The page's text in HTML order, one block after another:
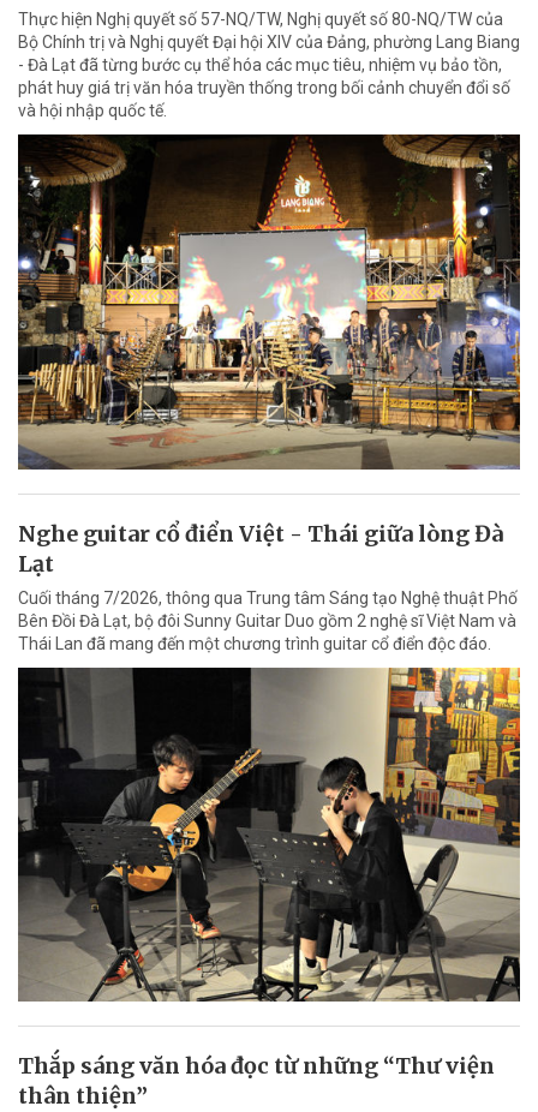
Thực hiện Nghị quyết số 57-NQ/TW, Nghị quyết số 80-NQ/TW của
Bộ Chính trị và Nghị quyết Đại hội XIV của Đảng, phường Lang Biang
- Đà Lạt đã từng bước cụ thể hóa các mục tiêu, nhiệm vụ bảo tồn,
phát huy giá trị văn hóa truyền thống trong bối cảnh chuyển đổi số
và hội nhập quốc tế.
Nghe guitar cổ điển Việt - Thái giữa lòng Đà
Lạt
Cuối tháng 7/2026, thông qua Trung tâm Sáng tạo Nghệ thuật Phố
Bên Đồi Đà Lạt, bộ đôi Sunny Guitar Duo gồm 2 nghệ sĩ Việt Nam và
Thái Lan đã mang đến một chương trình guitar cổ điển độc đáo.
Thắp sáng văn hóa đọc từ những “Thư viện
thân thiện”